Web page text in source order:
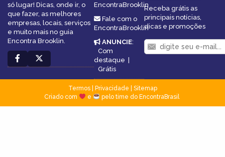
só lugar! Dicas, onde ir, o
que fazer, as melhores
empresas, locais, serviços
e muito mais no guia
Encontra Brooklin.
EncontraBrooklin
Fale com o
EncontraBrooklin
ANUNCIE:
Com
destaque |
Grátis
Receba grátis as
principais notícias,
dicas e promoções
Termos| Privacidade
Sitemap
Criado com
e pelo time do EncontraBrasil